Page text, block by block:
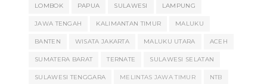
LOMBOK PAPUA SULAWESI LAMPUNG
JAWA TENGAH KALIMANTAN TIMUR MALUKU
BANTEN WISATA JAKARTA MALUKU UTARA ACEH
SUMATERA BARAT TERNATE SULAWESI SELATAN
SULAWESI TENGGARA MELINTAS JAWA TIMUR NTB